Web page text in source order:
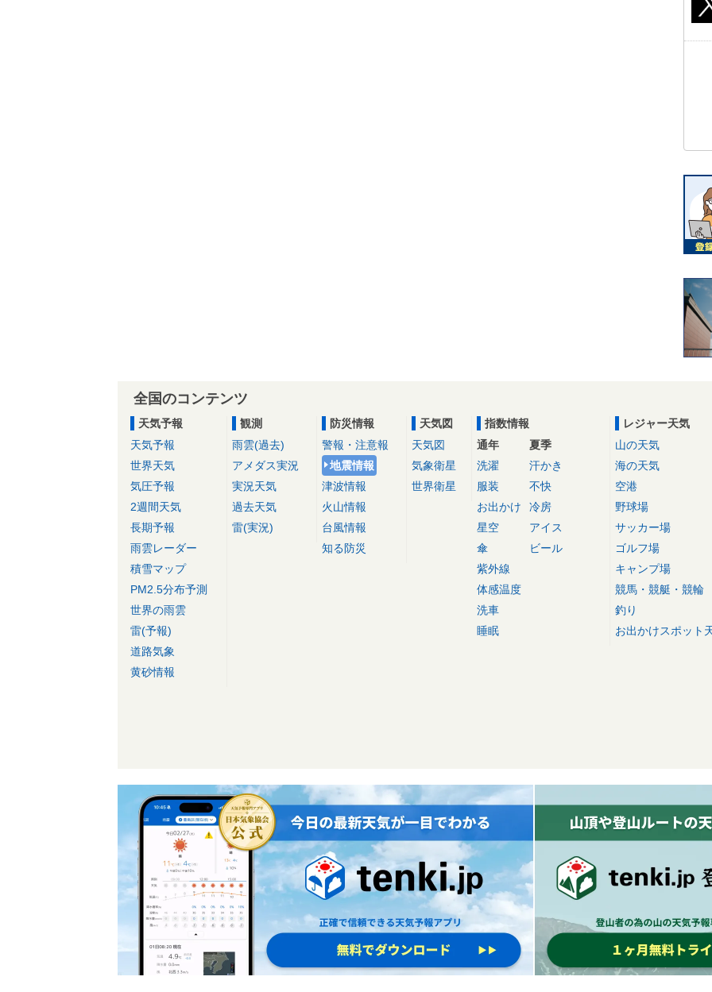
全国のコンテンツ
天気予報
天気予報
世界天気
気圧予報
2週間天気
長期予報
雨雲レーダー
積雪マップ
PM2.5分布予測
世界の雨雲
雷(予報)
道路気象
黄砂情報
観測
雨雲(過去)
アメダス実況
実況天気
過去天気
雷(実況)
防災情報
警報・注意報
地震情報
津波情報
火山情報
台風情報
知る防災
天気図
天気図
気象衛星
世界衛星
指数情報
通年
洗濯
服装
お出かけ
星空
傘
紫外線
体感温度
洗車
睡眠
夏季
汗かき
不快
冷房
アイス
ビール
レジャー天気
山の天気
海の天気
空港
野球場
サッカー場
ゴルフ場
キャンプ場
競馬・競艇・競輪
釣り
お出かけスポット